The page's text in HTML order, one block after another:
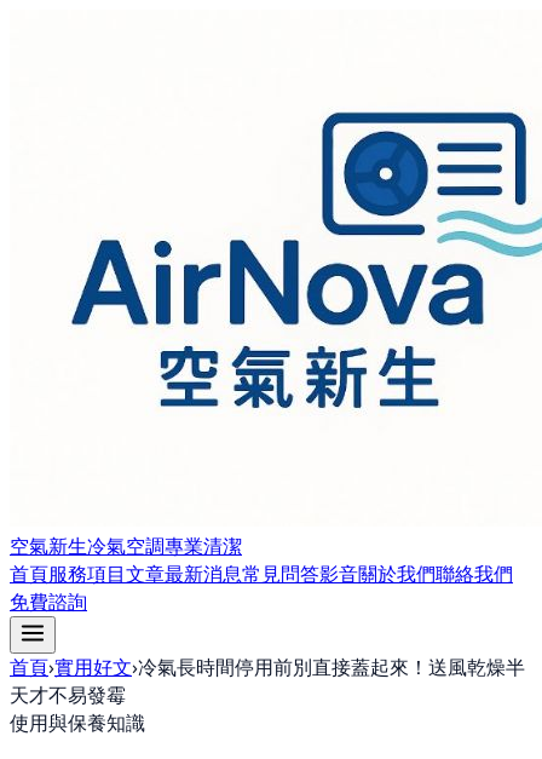
空氣新生冷氣空調專業清潔
首頁服務項目文章最新消息常見問答影音關於我們聯絡我們
免費諮詢
首頁›實用好文›冷氣長時間停用前別直接蓋起來！送風乾燥半
天才不易發霉
使用與保養知識